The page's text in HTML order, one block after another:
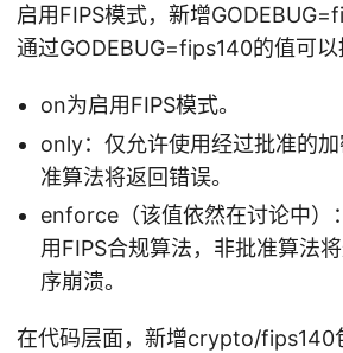
启用FIPS模式，新增
通过GODEBUG=fips140的值可以
on为启用FIPS模式。
only：仅允许使用经过批准的
准算法将返回错误。
enforce（该值依然在讨论中）
用FIPS合规算法，非批准算法
序崩溃。
在代码层面，新增crypto/fips140